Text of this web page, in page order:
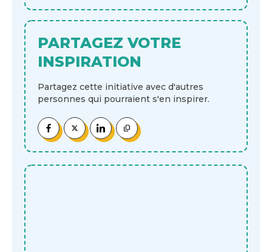
PARTAGEZ VOTRE
INSPIRATION
Partagez cette initiative avec d'autres
personnes qui pourraient s'en inspirer.